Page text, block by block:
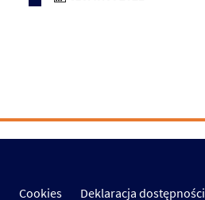
Cookies Deklaracja dostępności